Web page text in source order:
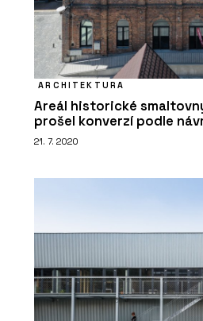
ARCHITEKTURA
Areál historické
prošel konverzí podle
21. 7. 2020